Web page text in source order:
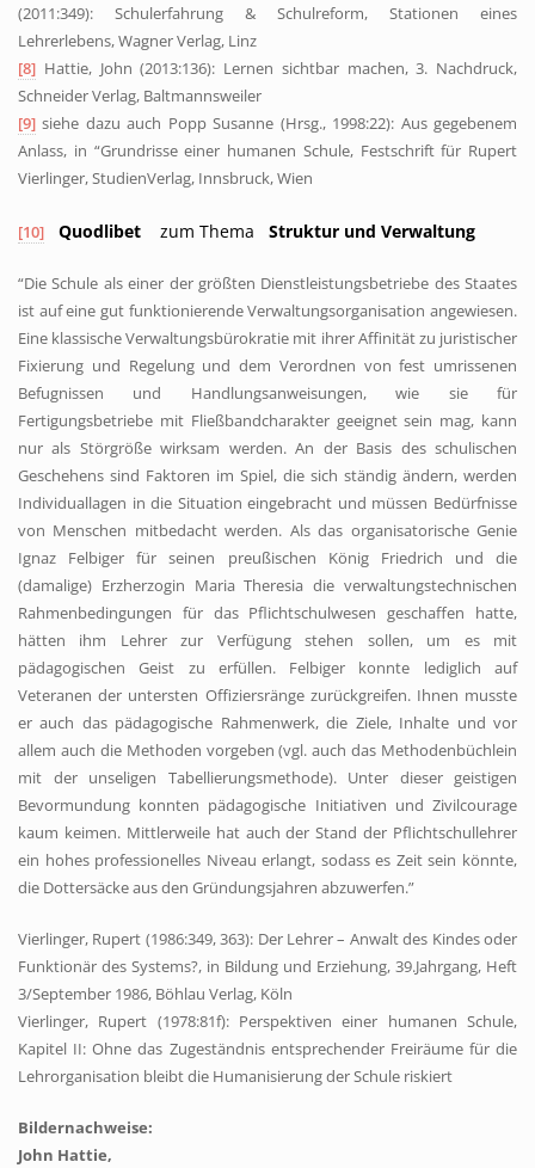
(2011:349): Schulerfahrung & Schulreform, Stationen eines
Lehrerlebens, Wagner Verlag, Linz
[8] Hattie, John (2013:136): Lernen sichtbar machen, 3. Nachdruck,
Schneider Verlag, Baltmannsweiler
[9] siehe dazu auch Popp Susanne (Hrsg., 1998:22): Aus gegebenem
Anlass, in “Grundrisse einer humanen Schule, Festschrift für Rupert
Vierlinger, StudienVerlag, Innsbruck, Wien
[10] Quodlibet zum Thema Struktur und Verwaltung
“Die Schule als einer der größten Dienstleistungsbetriebe des Staates
ist auf eine gut funktionierende Verwaltungsorganisation angewiesen.
Eine klassische Verwaltungsbürokratie mit ihrer Affinität zu juristischer
Fixierung und Regelung und dem Verordnen von fest umrissenen
Befugnissen und Handlungsanweisungen, wie sie für
Fertigungsbetriebe mit Fließbandcharakter geeignet sein mag, kann
nur als Störgröße wirksam werden. An der Basis des schulischen
Geschehens sind Faktoren im Spiel, die sich ständig ändern, werden
Individuallagen in die Situation eingebracht und müssen Bedürfnisse
von Menschen mitbedacht werden. Als das organisatorische Genie
Ignaz Felbiger für seinen preußischen König Friedrich und die
(damalige) Erzherzogin Maria Theresia die verwaltungstechnischen
Rahmenbedingungen für das Pflichtschulwesen geschaffen hatte,
hätten ihm Lehrer zur Verfügung stehen sollen, um es mit
pädagogischen Geist zu erfüllen. Felbiger konnte lediglich auf
Veteranen der untersten Offiziersränge zurückgreifen. Ihnen musste
er auch das pädagogische Rahmenwerk, die Ziele, Inhalte und vor
allem auch die Methoden vorgeben (vgl. auch das Methodenbüchlein
mit der unseligen Tabellierungsmethode). Unter dieser geistigen
Bevormundung konnten pädagogische Initiativen und Zivilcourage
kaum keimen. Mittlerweile hat auch der Stand der Pflichtschullehrer
ein hohes professionelles Niveau erlangt, sodass es Zeit sein könnte,
die Dottersäcke aus den Gründungsjahren abzuwerfen.”
Vierlinger, Rupert (1986:349, 363): Der Lehrer – Anwalt des Kindes oder
Funktionär des Systems?, in Bildung und Erziehung, 39.Jahrgang, Heft
3/September 1986, Böhlau Verlag, Köln
Vierlinger, Rupert (1978:81f): Perspektiven einer humanen Schule,
Kapitel II: Ohne das Zugeständnis entsprechender Freiräume für die
Lehrorganisation bleibt die Humanisierung der Schule riskiert
Bildernachweise:
John Hattie,